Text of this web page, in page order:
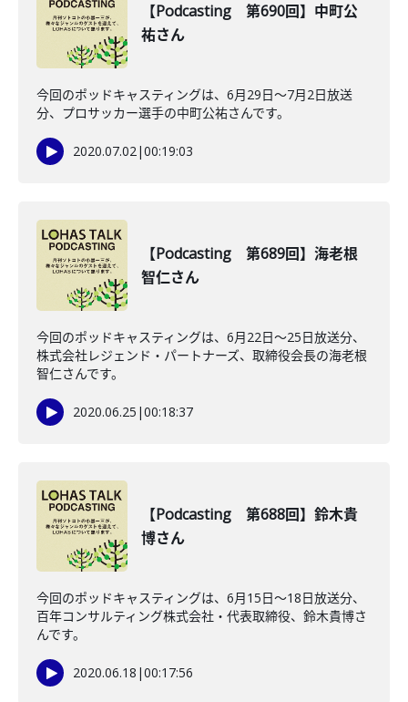
【Podcasting 第690回】中町公
祐さん
今回のポッドキャスティングは、6月29日〜7月2日放送
分、プロサッカー選手の中町公祐さんです。
2020.07.02|00:19:03
【Podcasting 第689回】海老根
智仁さん
今回のポッドキャスティングは、6月22日〜25日放送分、
株式会社レジェンド・パートナーズ、取締役会長の海老根
智仁さんです。
2020.06.25 |00:18:37
【Podcasting 第688回】鈴木貴
博さん
今回のポッドキャスティングは、6月15日〜18日放送分、
百年コンサルティング株式会社・代表取締役、鈴木貴博さ
んです。
2020.06.18 |00:17:56